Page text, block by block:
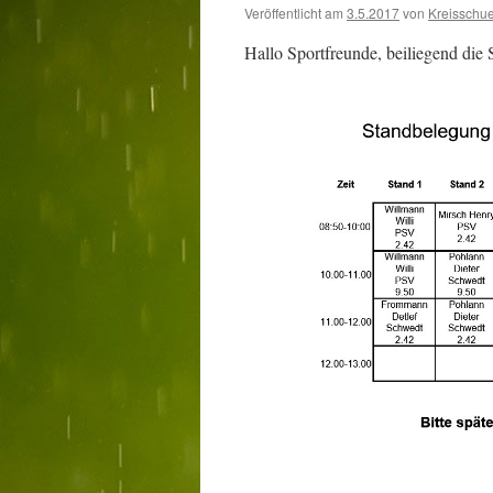
Veröffentlicht am 3.5.2017von
Hallo Sportfreunde, beiliegend die